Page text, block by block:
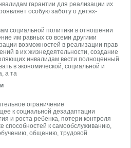
гарантии для реализации их
особую заботу о детях-
социальной политики в отношении
им равных со всеми другими
возможностей в реализации прав
в их жизнедеятельности, создание
инвалидам вести полноценный
в экономической, социальной и
а та
ограничение
к социальной дезадаптации
и роста ребенка, потери контроля
способностей к самообслуживанию,
общению, трудовой